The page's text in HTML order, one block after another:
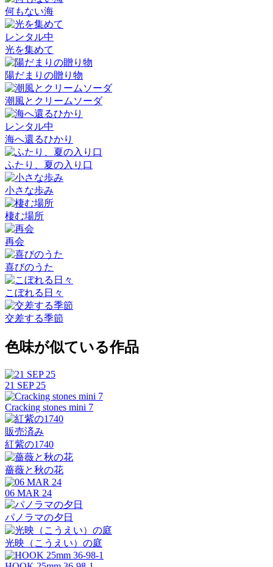
何もない海
レンタル中
光を集めて
陽だまりの贈り物
潮風とクリームソーダ
レンタル中
海へ還るひかり
ふたり、夏の入り口
小さな歩み
棲む場所
再会
喜びのうた
こぼれる日々
交差する季節
色味が似ている作品
21 SEP 25
Cracking stones mini 7
販売済み
紅紫の1740
薔薇と秋の花
06 MAR 24
パノラマの夕日
光映（こうえい）の庭